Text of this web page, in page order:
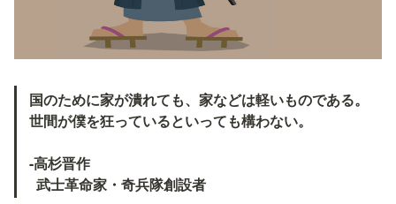
国のために家が潰れても、家などは軽いものである。
世間が僕を狂っているといっても構わない。
-高杉晋作
  武士革命家・奇兵隊創設者